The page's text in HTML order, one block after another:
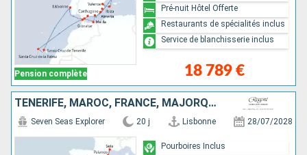
Pension complète 18 789 €
Pré-nuit Hôtel Offerte
Restaurants de spécialités inclus
Service de blanchisserie inclus
TENERIFE, MAROC, FRANCE, MAJORQUE, GIBRALTAR, ESPAGNE, PORTUGAL
Seven Seas Explorer 20 j Lisbonne 28/07/2028
Pourboires Inclus